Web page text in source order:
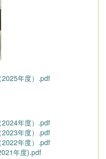
年度）.pdf
年度）.pdf
年度）.pdf
年度）.pdf
年度).pdf